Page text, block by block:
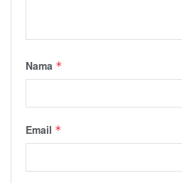
Nama *
Email *